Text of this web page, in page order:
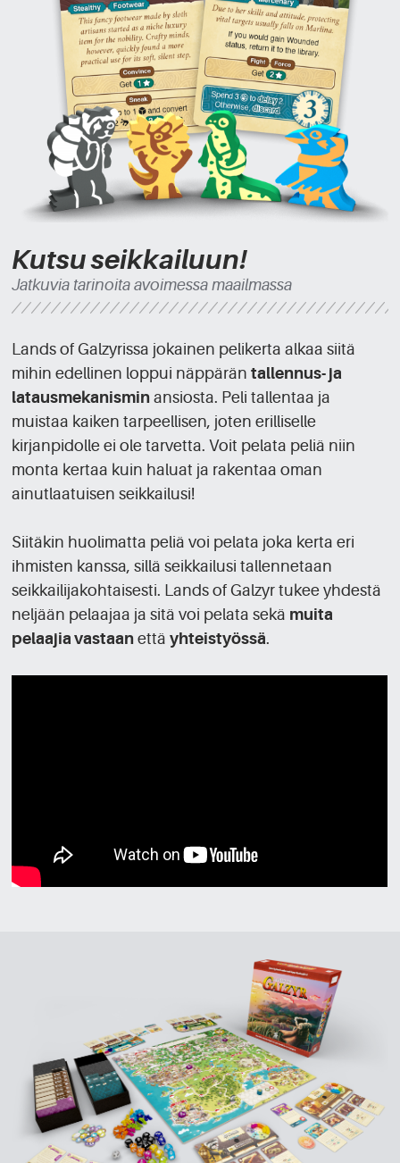
Kutsu seikkailuun!
Jatkuvia tarinoita avoimessa maailmassa
Lands of Galzyrissa jokainen pelikerta alkaa siitä
mihin edellinen loppui näppäräntallennus- ja
latausmekanismin ansiosta. Peli tallentaa ja
muistaa kaiken tarpeellisen, joten erilliselle
kirjanpidolle ei ole tarvetta. Voit pelata peliä niin
monta kertaa kuin haluat ja rakentaa oman
ainutlaatuisen seikkailusi!
Siitäkin huolimatta peliä voi pelata joka kerta eri
ihmisten kanssa, sillä seikkailusi tallennetaan
seikkailijakohtaisesti. Lands of Galzyr tukee yhdestä
neljään pelaajaa ja sitä voi pelata sekä muita
pelaajia vastaan ettäyhteistyössä.